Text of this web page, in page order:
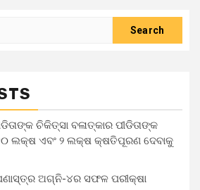
ଚିକିତ୍ସା ବଳାତ୍କାର ପୀଡିତାଙ୍କ
ଲକ୍ଷ ଏବଂ ୨ ଲକ୍ଷ କ୍ଷତିପୂରଣ ଦେବାକୁ
ଅଗ୍ନି-୪ର ସଫଳ ପରୀକ୍ଷା